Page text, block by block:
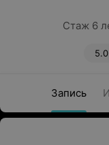
Стаж 6
5.0
Запись